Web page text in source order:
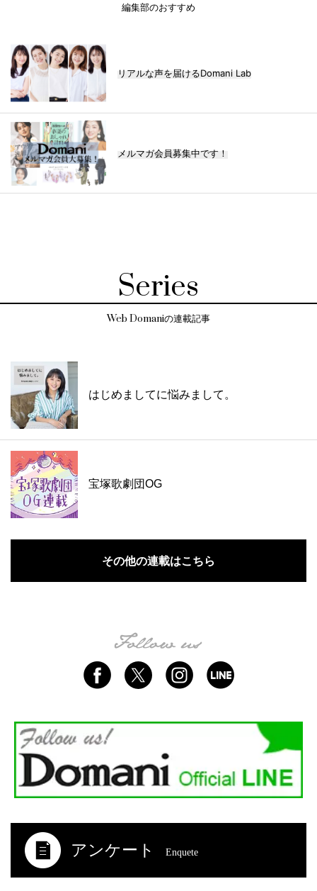
編集部のおすすめ
リアルな声を届けるDomani Lab
メルマガ会員募集中です！
Series
Web Domaniの連載記事
はじめましてに悩みまして。
宝塚歌劇団OG
その他の連載はこちら
アンケート Enquete